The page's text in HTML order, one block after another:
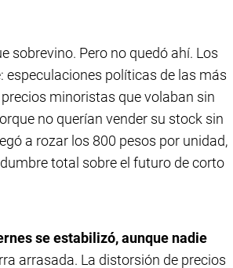
sobrevino. Pero no quedó ahí. Los
políticas de las más
minoristas que volaban sin
no querían vender su stock sin
a rozar los 800 pesos por unidad,
total sobre el futuro de corto
se estabilizó, aunque nadie
arrasada. La distorsión de precios